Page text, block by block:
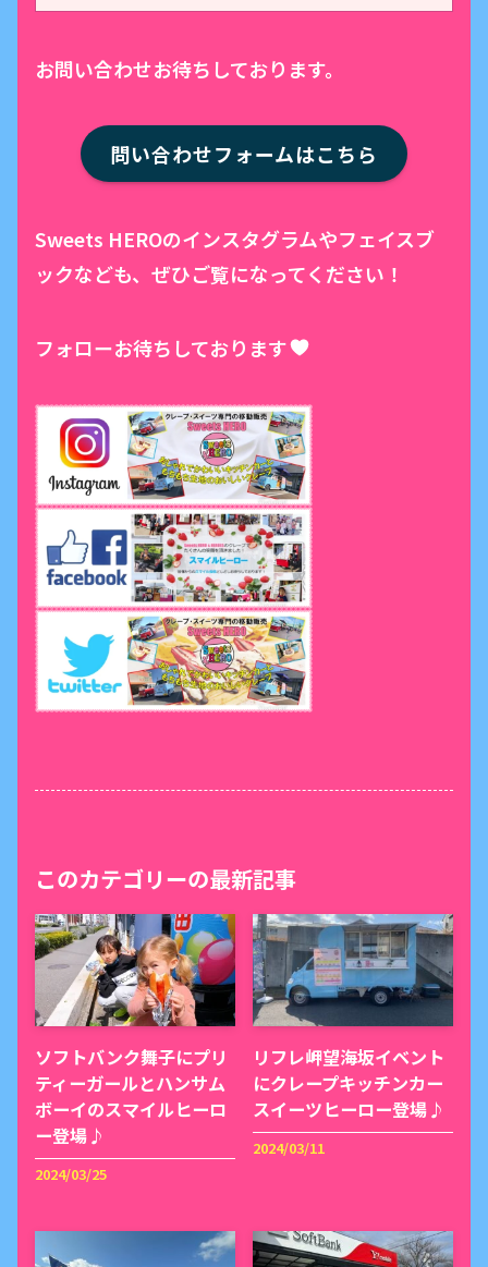
お問い合わせお待ちしております。
問い合わせフォームはこちら
Sweets HEROのインスタグラムやフェイスブ
ックなども、ぜひご覧になってください！
フォローお待ちしております
このカテゴリーの最新記事
ソフトバンク舞子にプリ
ティーガールとハンサム
ボーイのスマイルヒーロ
ー登場♪
2024/03/25
リフレ岬望海坂イベント
にクレープキッチンカー
スイーツヒーロー登場♪
2024/03/11